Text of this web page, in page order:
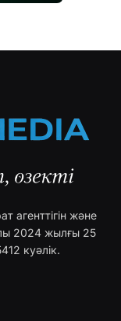
агенттігін және
2024 жылғы 25
куәлік.